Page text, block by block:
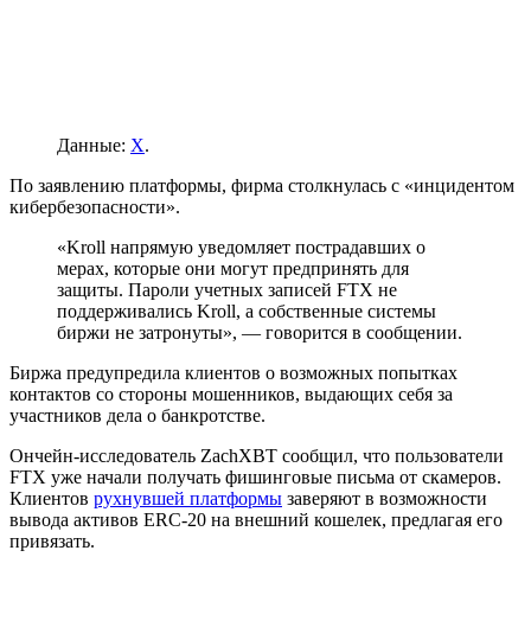
Данные: X.
По заявлению платформы, фирма столкнулась с «инцидентом
кибербезопасности».
«Kroll напрямую уведомляет пострадавших о
мерах, которые они могут предпринять для
защиты. Пароли учетных записей FTX не
поддерживались Kroll, а собственные системы
биржи не затронуты», — говорится в сообщении.
Биржа предупредила клиентов о возможных попытках
контактов со стороны мошенников, выдающих себя за
участников дела о банкротстве.
Ончейн-исследователь ZachXBT сообщил, что пользователи
FTX уже начали получать фишинговые письма от скамеров.
Клиентов рухнувшей платформы заверяют в возможности
вывода активов ERC-20 на внешний кошелек, предлагая его
привязать.